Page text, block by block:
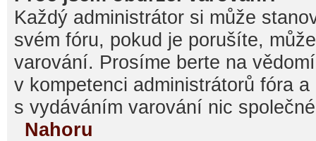
Každý administrátor si může
svém fóru, pokud je porušíte,
varování. Prosíme berte na
v kompetenci administrátorů fóra
s vydáváním varování nic
Nahoru